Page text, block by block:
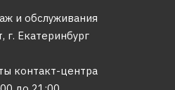
и обслуживания
г. Екатеринбург
контакт-центра